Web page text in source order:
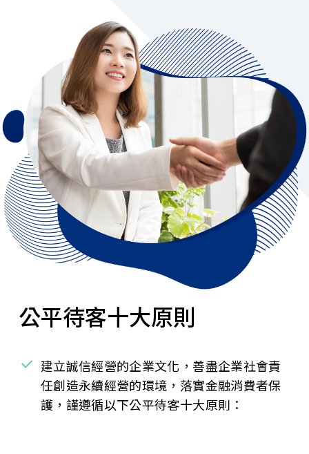
公平待客十大原則
建立誠信經營的企業文化，善盡企業社會責
任創造永續經營的環境，落實金融消費者保
護，謹遵循以下公平待客十大原則：